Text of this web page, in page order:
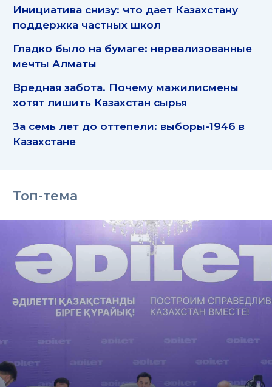
Инициатива снизу: что дает Казахстану
поддержка частных школ
Гладко было на бумаге: нереализованные
мечты Алматы
Вредная забота. Почему мажилисмены
хотят лишить Казахстан сырья
За семь лет до оттепели: выборы-1946 в
Казахстане
Топ-тема